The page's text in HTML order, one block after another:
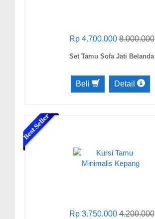
Rp 4.700.0008.000.000
Set Tamu Sofa Jati Belanda
Beli Detail
Rp 3.750.0004.200.000